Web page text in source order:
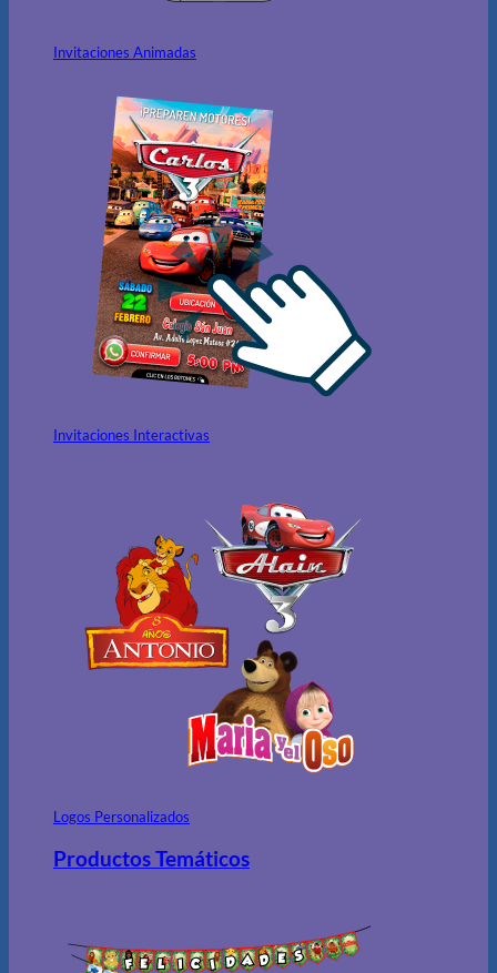
Invitaciones Animadas
Invitaciones Interactivas
Logos Personalizados
Productos Temáticos